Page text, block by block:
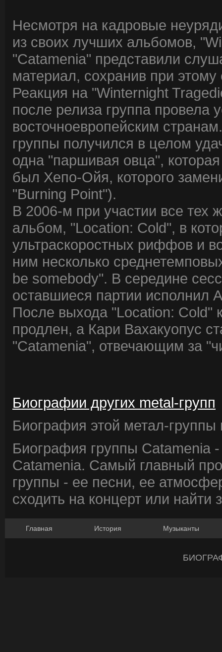
Несмотря на кадровые
из своих лучших альбомов,
"Catamenia" представили
материал, сохранив при
Реакция на "Winternight
после релиза группа провела
восточноевропейским
группы получился в целом
одна "паршивая овца",
был Хепо-Ойя, которого
"Burning Point").
В 2006-м при участии все
альбом, "Location: Cold", в
ультраскоростных риффов и
ним несколько
be somebody". В середине
оставшиеся партии исполнил
После выхода "Location: Cold"
продлен, а Кари Вахакуопус
"Catamenia", отвечающим за
Биографии других metal-групп
Биография этой метал-группы
Биография группы Catamenia
Catamenia. Самый главный
группы - ее песни, ее
сходить на концерт или найти
Главная История Музыканты